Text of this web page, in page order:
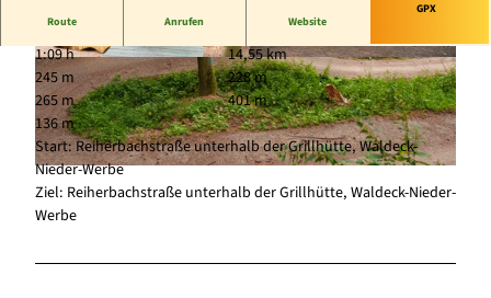
© Marius Lahme, Zweckverband Green Trails |
© Marius Lahme, Zweckverband Green Trails |
CC-BY-SA
© Marius Lahme, Zweckverband Green Trails |
CC-BY-SA
Route Anrufen Website
GPX
1:09 h
14,55 km
245 m
228 m
265 m
401 m
136 m
Start: Reiherbachstraße unterhalb der Grillhütte, Waldeck-
Nieder-Werbe
Ziel: Reiherbachstraße unterhalb der Grillhütte, Waldeck-Nieder-
Werbe